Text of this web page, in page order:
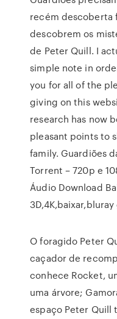
recém descoberta
descobrem os
de Peter Quill. I
simple note in
you for all of the
giving on this
research has now
pleasant points to
family. Guardiões
Torrent – 720p e
Áudio Download
O foragido Peter
caçador de
conhece Rocket,
uma árvore;
espaço Peter Quill